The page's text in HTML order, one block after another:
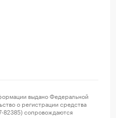
выдано Федеральной
о регистрации средства
82385) сопровождаются